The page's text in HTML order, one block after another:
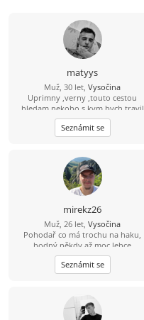
matyys
Muž, 30 let, Vysočina
Uprimny ,verny ,touto cestou
hledam nekoho s kym bych travil
dlouhe chvile zasel ven nebo na
kavu
Seznámit se
mirekz26
Muž, 26 let, Vysočina
Pohodař co má trochu na haku,
hodný někdy až moc,lehce
introvertní možná i občas zabavny.
Seznámit se